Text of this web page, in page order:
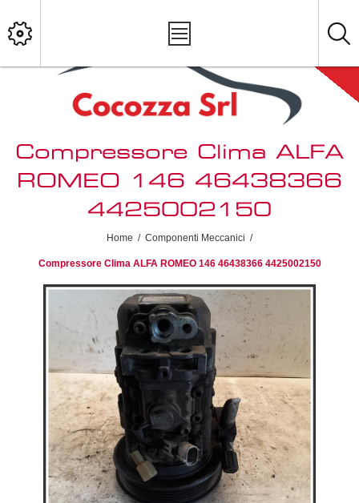
Compressore Clima ALFA
ROMEO 146 46438366
4425002150
Home / Componenti Meccanici /
Compressore Clima ALFA ROMEO 146 46438366 4425002150